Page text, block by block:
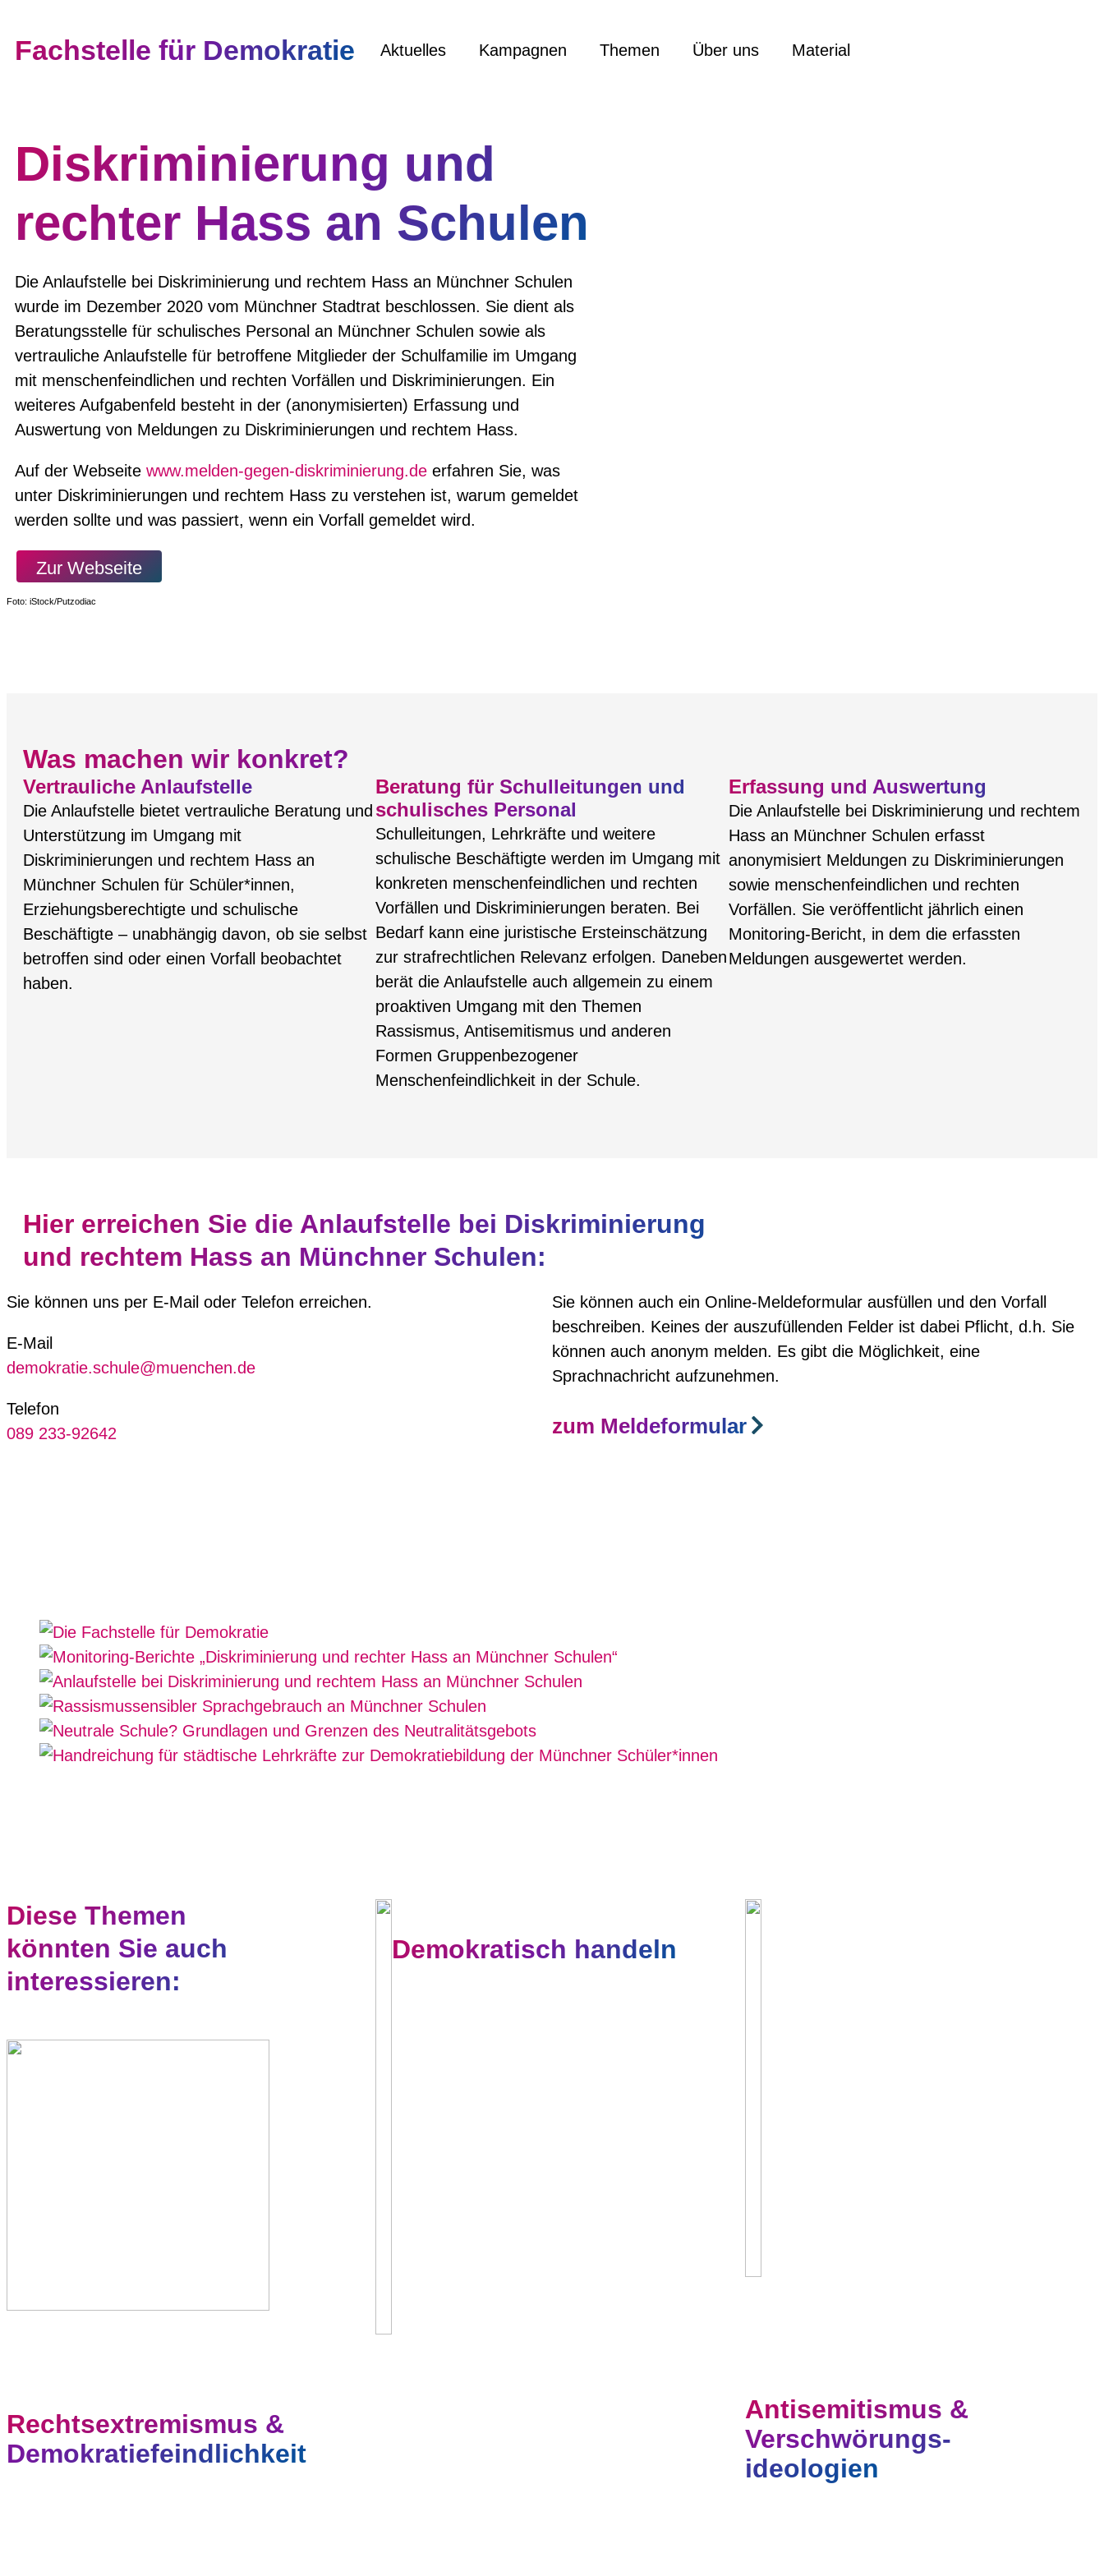
Fachstelle für Demokratie Aktuelles Kampagnen Themen Über uns Material
Diskriminierung und
rechter Hass an Schulen
Die Anlaufstelle bei Diskriminierung und rechtem Hass an Münchner Schulen
wurde im Dezember 2020 vom Münchner Stadtrat beschlossen. Sie dient als
Beratungsstelle für schulisches Personal an Münchner Schulen sowie als
vertrauliche Anlaufstelle für betroffene Mitglieder der Schulfamilie im Umgang
mit menschenfeindlichen und rechten Vorfällen und Diskriminierungen. Ein
weiteres Aufgabenfeld besteht in der (anonymisierten) Erfassung und
Auswertung von Meldungen zu Diskriminierungen und rechtem Hass.
Auf der Webseite www.melden-gegen-diskriminierung.de erfahren Sie, was
unter Diskriminierungen und rechtem Hass zu verstehen ist, warum gemeldet
werden sollte und was passiert, wenn ein Vorfall gemeldet wird.
Zur Webseite
Foto: iStock/Putzodiac
Was machen wir konkret?
Vertrauliche Anlaufstelle
Die Anlaufstelle bietet vertrauliche Beratung und
Unterstützung im Umgang mit
Diskriminierungen und rechtem Hass an
Münchner Schulen für Schüler*innen,
Erziehungsberechtigte und schulische
Beschäftigte – unabhängig davon, ob sie selbst
betroffen sind oder einen Vorfall beobachtet
haben.
Beratung für Schulleitungen und
schulisches Personal
Schulleitungen, Lehrkräfte und weitere
schulische Beschäftigte werden im Umgang mit
konkreten menschenfeindlichen und rechten
Vorfällen und Diskriminierungen beraten. Bei
Bedarf kann eine juristische Ersteinschätzung
zur strafrechtlichen Relevanz erfolgen. Daneben
berät die Anlaufstelle auch allgemein zu einem
proaktiven Umgang mit den Themen
Rassismus, Antisemitismus und anderen
Formen Gruppenbezogener
Menschenfeindlichkeit in der Schule.
Erfassung und Auswertung
Die Anlaufstelle bei Diskriminierung und rechtem
Hass an Münchner Schulen erfasst
anonymisiert Meldungen zu Diskriminierungen
sowie menschenfeindlichen und rechten
Vorfällen. Sie veröffentlicht jährlich einen
Monitoring-Bericht, in dem die erfassten
Meldungen ausgewertet werden.
Hier erreichen Sie die Anlaufstelle bei Diskriminierung
und rechtem Hass an Münchner Schulen:
Sie können uns per E-Mail oder Telefon erreichen.
E-Mail
demokratie.schule@muenchen.de
Telefon
089 233-92642
Sie können auch ein Online-Meldeformular ausfüllen und den Vorfall
beschreiben. Keines der auszufüllenden Felder ist dabei Pflicht, d.h. Sie
können auch anonym melden. Es gibt die Möglichkeit, eine
Sprachnachricht aufzunehmen.
zum Meldeformular
Diese Themen
könnten Sie auch
interessieren:
Rechtsextremismus &
Demokratiefeindlichkeit
Demokratisch handeln
Antisemitismus &
Verschwörungs-
ideologien